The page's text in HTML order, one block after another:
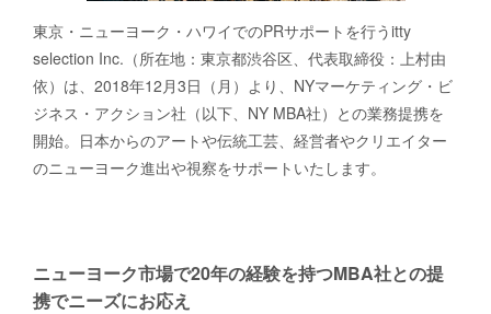
東京・ニューヨーク・ハワイでのPRサポートを行うitty
selection Inc.（所在地：東京都渋谷区、代表取締役：上村由
依）は、2018年12月3日（月）より、NYマーケティング・ビ
ジネス・アクション社（以下、NY MBA社）との業務提携を
開始。日本からのアートや伝統工芸、経営者やクリエイター
のニューヨーク進出や視察をサポートいたします。
ニューヨーク市場で20年の経験を持つMBA社との提
携でニーズにお応え